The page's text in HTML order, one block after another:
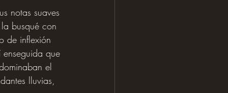
notas suaves
busqué con
de inflexión
que
el
lluvias,